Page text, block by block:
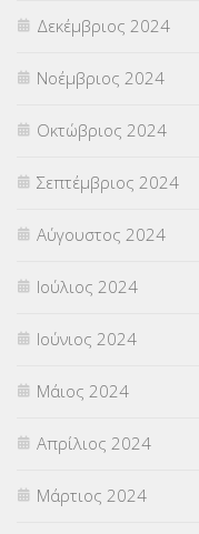
Δεκέμβριος 2024
Νοέμβριος 2024
Οκτώβριος 2024
Σεπτέμβριος 2024
Αύγουστος 2024
Ιούλιος 2024
Ιούνιος 2024
Μάιος 2024
Απρίλιος 2024
Μάρτιος 2024